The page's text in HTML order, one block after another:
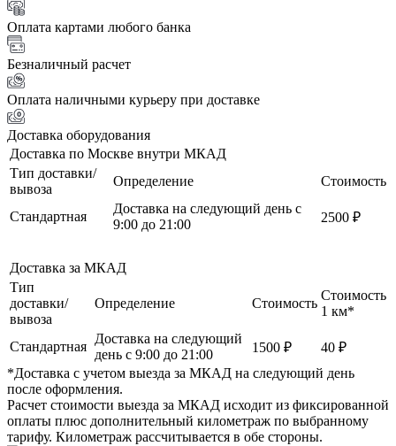
Оплата картами любого банка
Безналичный расчет
Оплата наличными курьеру при доставке
Доставка оборудования
Доставка по Москве внутри МКАД
Тип доставки/
вывоза
Определение Стоимость
Стандартная
Доставка на следующий день с
9:00 до 21:00
2500 ₽
Доставка за МКАД
Тип
доставки/
вывоза
Определение Стоимость
Стоимость
1 км*
Стандартная
Доставка на следующий
день с 9:00 до 21:00
1500 ₽
40 ₽
*Доставка с учетом выезда за МКАД на следующий день
после оформления.
Расчет стоимости выезда за МКАД исходит из фиксированной
оплаты плюс дополнительный километраж по выбранному
тарифу. Километраж рассчитывается в обе стороны.